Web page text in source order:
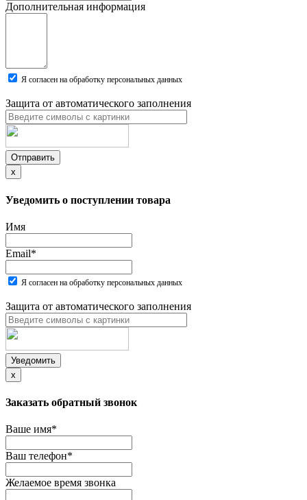
Дополнительная информация
Я согласен на обработку персональных данных
Защита от автоматического заполнения
Отправить
x
Уведомить о поступлении товара
Имя
Email*
Я согласен на обработку персональных данных
Защита от автоматического заполнения
Уведомить
x
Заказать обратный звонок
Ваше имя*
Ваш телефон*
Желаемое время звонка